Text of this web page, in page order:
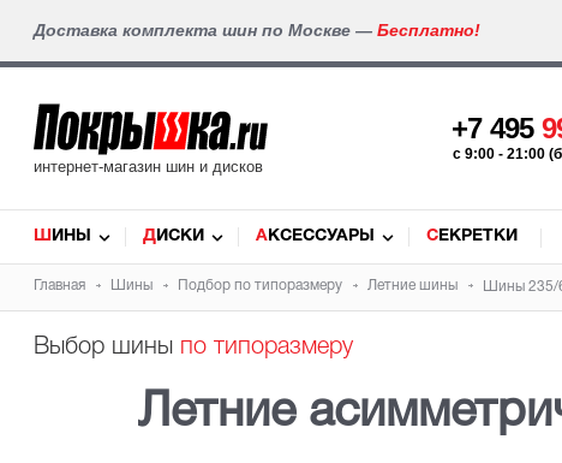
Доставка комплекта шин по Москве — Бесплатно!
интернет-магазин шин и дисков
+7 495
c 9:00 - 21:00
ШИНЫ ДИСКИ АКСЕССУАРЫ СЕКРЕТКИ
Главная Шины Подбор по типоразмеру Летние шины Шины 235/
Выбор шины по типоразмеру
Летние